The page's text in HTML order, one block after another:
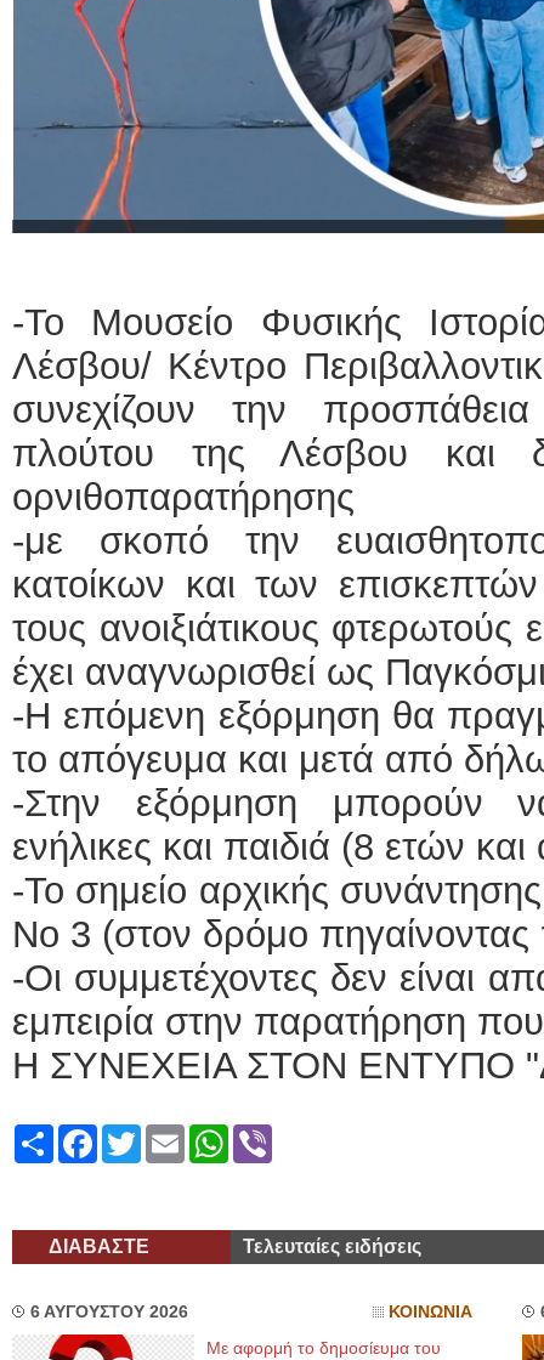
-Το Μουσείο Φυσικής
Λέσβου/ Κέντρο
συνεχίζουν την
πλούτου της Λέσβου και
ορνιθοπαρατήρησης
-με σκοπό την
κατοίκων και των
τους ανοιξιάτικους
έχει αναγνωρισθεί ως
-Η επόμενη εξόρμηση θα
το απόγευμα και μετά από
-Στην εξόρμηση μπορούν
ενήλικες και παιδιά (8 ετών
-Το σημείο αρχικής
Νο 3 (στον δρόμο πηγαίνοντας
-Οι συμμετέχοντες δεν είναι
εμπειρία στην παρατήρηση
Η ΣΥΝΕΧΕΙΑ ΣΤΟΝ ΕΝΤΥΠΟ
ShareFacebook
TwitterEmailWhatsApp
ΔΙΑΒΑΣΤΕ Τελευταίες ειδήσεις
6 ΑΥΓΟΥΣΤΟΥ 2026 ΚΟΙΝΩΝΙΑ
Με αφορμή το δημοσίευμα του